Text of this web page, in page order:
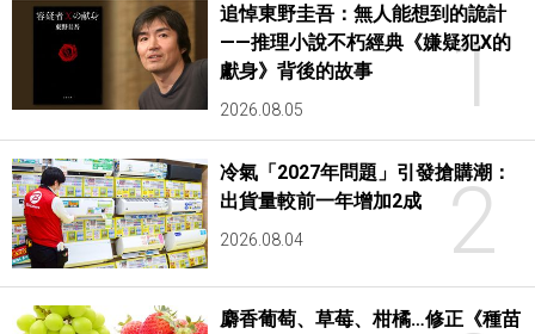
1
追悼東野圭吾：無人能想到的詭計
——推理小說不朽經典《嫌疑犯X的
獻身》背後的故事
2026.08.05
2
冷氣「2027年問題」引發搶購潮：
出貨量較前一年增加2成
2026.08.04
麝香葡萄、草莓、柑橘…修正《種苗